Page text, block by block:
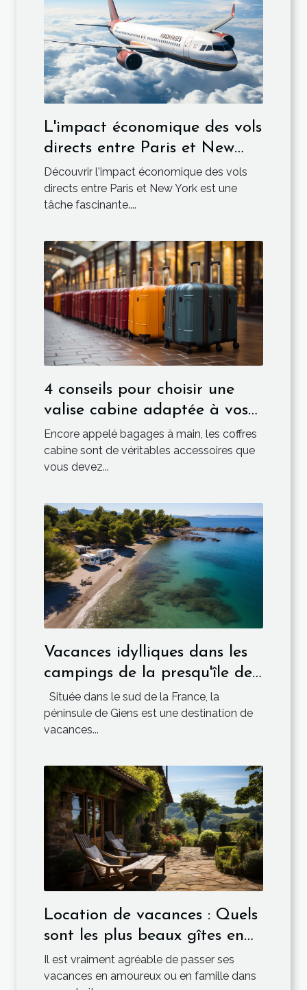
L'impact économique des vols
directs entre Paris et New
York
Découvrir l'impact économique des vols
directs entre Paris et New York est une
tâche fascinante....
4 conseils pour choisir une
valise cabine adaptée à vos
besoins de voyage
Encore appelé bagages à main, les coffres
cabine sont de véritables accessoires que
vous devez...
Vacances idylliques dans les
campings de la presqu'île de
Giens
Située dans le sud de la France, la
péninsule de Giens est une destination de
vacances...
Location de vacances : Quels
sont les plus beaux gîtes en
France ?
Il est vraiment agréable de passer ses
vacances en amoureux ou en famille dans